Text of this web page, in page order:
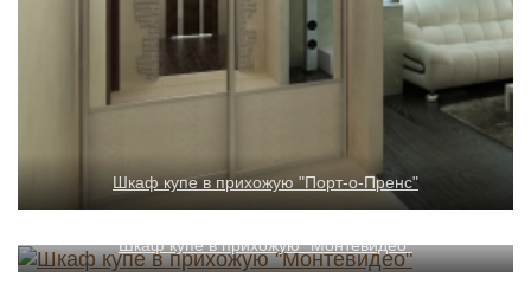
Шкаф купе в прихожую "Порт-о-Пренс"
Шкаф купе в прихожую "Монтевидео"